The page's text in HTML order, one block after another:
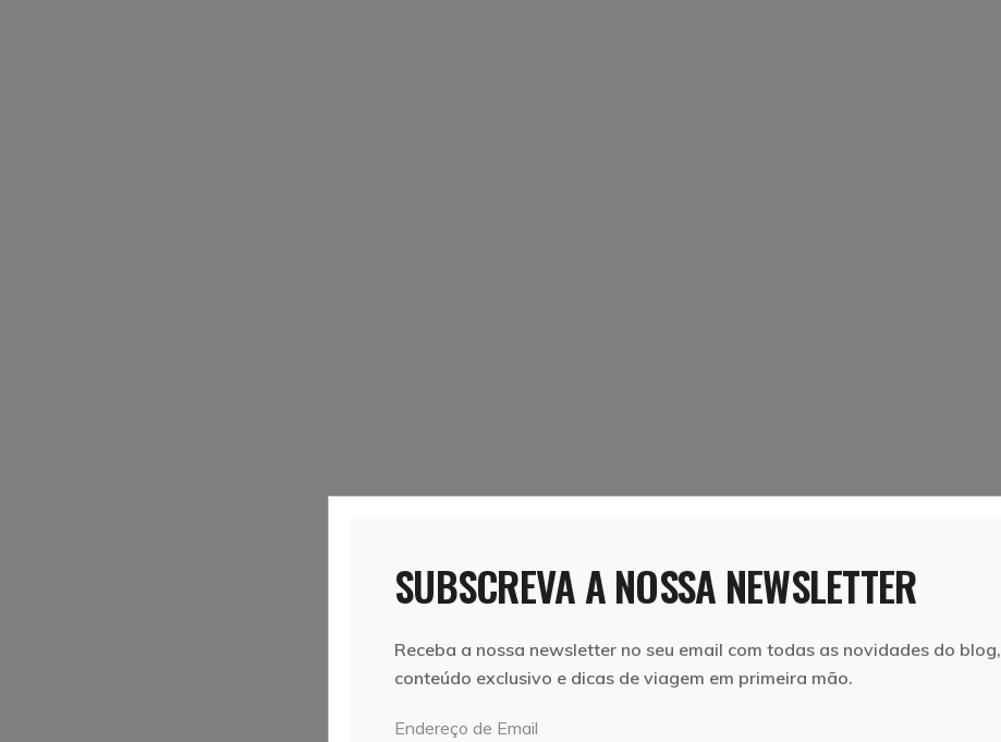
SUBSCREVA A NOSSA NEWSLETTER
Receba a nossa newsletter no seu email com todas as novidades do blog,
conteúdo exclusivo e dicas de viagem em primeira mão.
Endereço de Email